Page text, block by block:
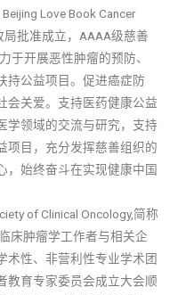
Love Book Cancer
局批准成立，AAAA级慈善
于开展恶性肿瘤的预防、
持公益项目。促进癌症防
会关爱。支持医药健康公益
学领域的交流与研究，支持
项目，充分发挥慈善组织的
，始终奋斗在实现健康中国
of Clinical Oncology,简称
床肿瘤学工作者与相关企
术性、非营利性专业学术团
教育专家委员会成立大会顺